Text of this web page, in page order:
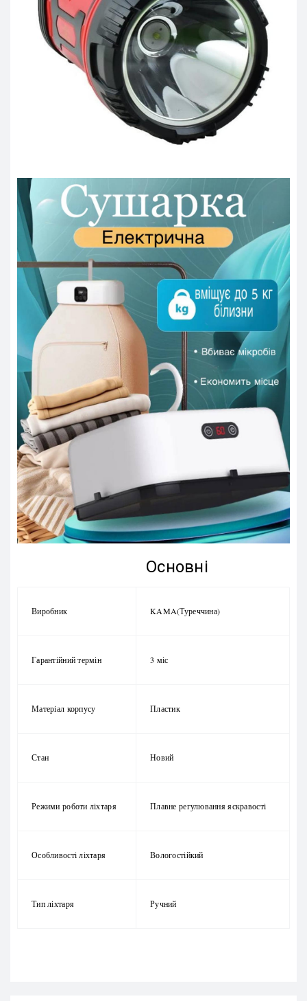
Основні
Виробник KAMA(Туреччина)
Гарантійний термін 3 міс
Матеріал корпусу Пластик
Стан Новий
Режими роботи ліхтаря Плавне регулювання яскравості
Особливості ліхтаря Вологостійкий
Тип ліхтаря Ручний